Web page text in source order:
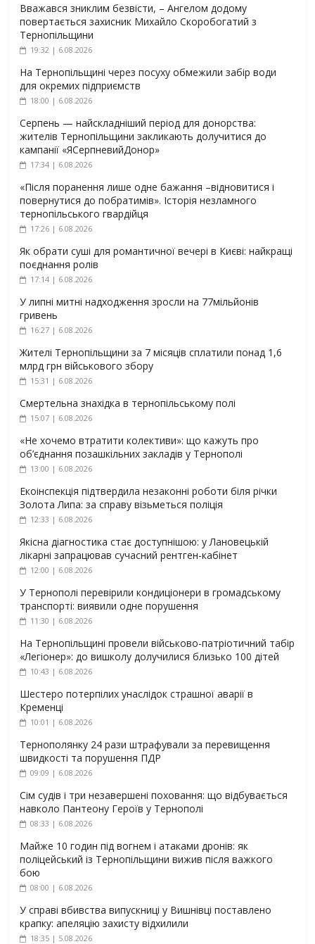
Вважався зниклим безвісти, – Ангелом додому
повертається захисник Михайло Скоробогатий з
Тернопільщини
19:32 | 6.08.2026
На Тернопільщині через посуху обмежили забір води
для окремих підприємств
18:00 | 6.08.2026
Серпень — найскладніший період для донорства:
жителів Тернопільщини закликають долучитися до
кампанії «ЯСерпневийДонор»
17:34 | 6.08.2026
«Після поранення лише одне бажання –відновитися і
повернутися до побратимів». Історія незламного
тернопільського гвардійця
17:26 | 6.08.2026
Як обрати суші для романтичної вечері в Києві: найкращі
поєднання ролів
17:14 | 6.08.2026
У липні митні надходження зросли на 77мільйонів
гривень
16:27 | 6.08.2026
Жителі Тернопільщини за 7 місяців сплатили понад 1,6
млрд грн військового збору
15:31 | 6.08.2026
Смертельна знахідка в тернопільському полі
15:07 | 6.08.2026
«Не хочемо втратити колективи»: що кажуть про
об’єднання позашкільних закладів у Тернополі
13:00 | 6.08.2026
Екоінспекція підтвердила незаконні роботи біля річки
Золота Липа: за справу візьметься поліція
12:33 | 6.08.2026
Якісна діагностика стає доступнішою: у Лановецькій
лікарні запрацював сучасний рентген-кабінет
12:00 | 6.08.2026
У Тернополі перевірили кондиціонери в громадському
транспорті: виявили одне порушення
11:30 | 6.08.2026
На Тернопільщині провели військово-патріотичний табір
«Легіонер»: до вишколу долучилися близько 100 дітей
10:43 | 6.08.2026
Шестеро потерпілих унаслідок страшної аварії в
Кременці
10:01 | 6.08.2026
Тернополянку 24 рази штрафували за перевищення
швидкості та порушення ПДР
09:09 | 6.08.2026
Сім судів і три незавершені поховання: що відбувається
навколо Пантеону Героїв у Тернополі
08:33 | 6.08.2026
Майже 10 годин під вогнем і атаками дронів: як
поліцейський із Тернопільщини вижив після важкого
бою
08:00 | 6.08.2026
У справі вбивства випускниці у Вишнівці поставлено
крапку: апеляцію захисту відхилили
18:35 | 5.08.2026